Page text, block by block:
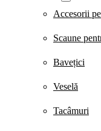
Accesorii
Scaune
Bavețici
Veselă
Tacâmuri